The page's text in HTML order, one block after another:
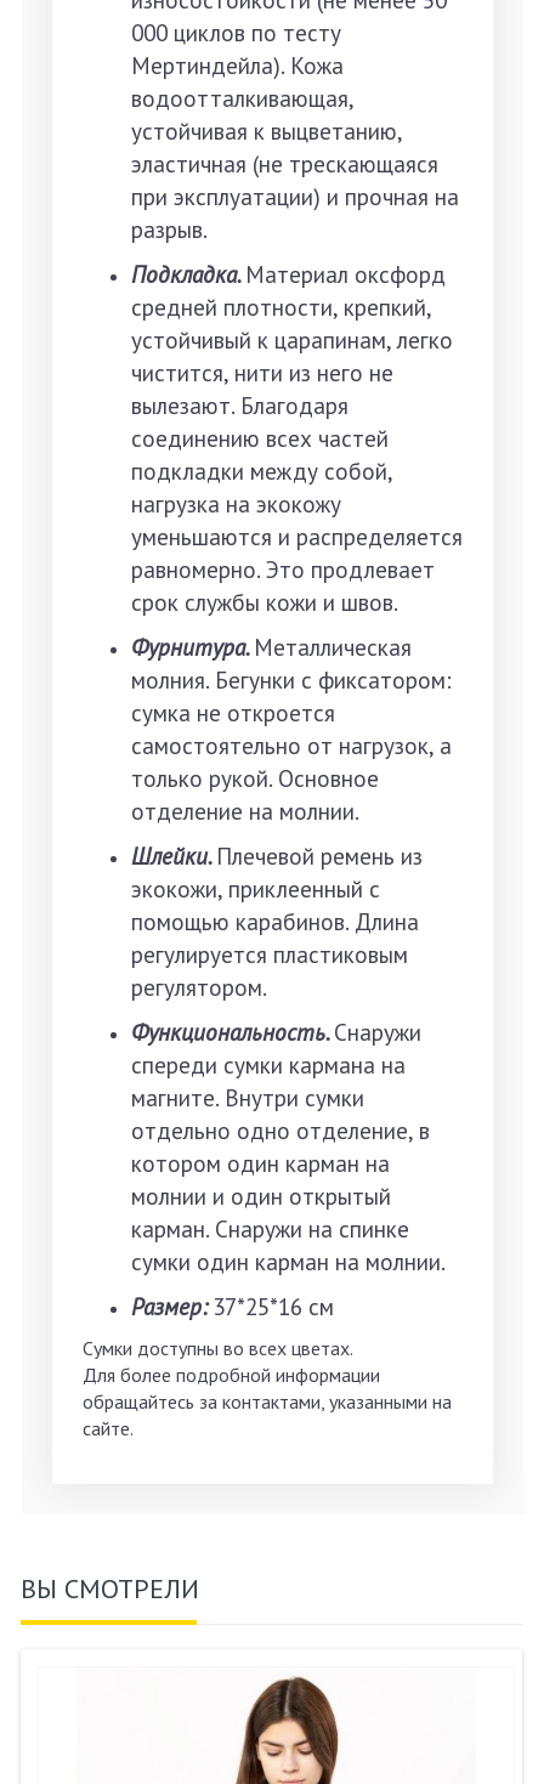
000 циклов по тесту
Мертиндейла). Кожа
водоотталкивающая,
устойчивая к выцветанию,
эластичная (не трескающаяся
при эксплуатации) и прочная на
разрыв.
Подкладка. Материал оксфорд
средней плотности, крепкий,
устойчивый к царапинам, легко
чистится, нити из него не
вылезают. Благодаря
соединению всех частей
подкладки между собой,
нагрузка на экокожу
уменьшаются и распределяется
равномерно. Это продлевает
срок службы кожи и швов.
Фурнитура. Металлическая
молния. Бегунки с фиксатором:
сумка не откроется
самостоятельно от нагрузок, а
только рукой. Основное
отделение на молнии.
Шлейки. Плечевой ремень из
экокожи, приклеенный с
помощью карабинов. Длина
регулируется пластиковым
регулятором.
Функциональность.Снаружи
спереди сумки кармана на
магните. Внутри сумки
отдельно одно отделение, в
котором один карман на
молнии и один открытый
карман. Снаружи на спинке
сумки один карман на молнии.
Размер: 37*25*16 см
Сумки доступны во всех цветах.
Для более подробной информации
обращайтесь за контактами, указанными на
сайте.
ВЫ СМОТРЕЛИ